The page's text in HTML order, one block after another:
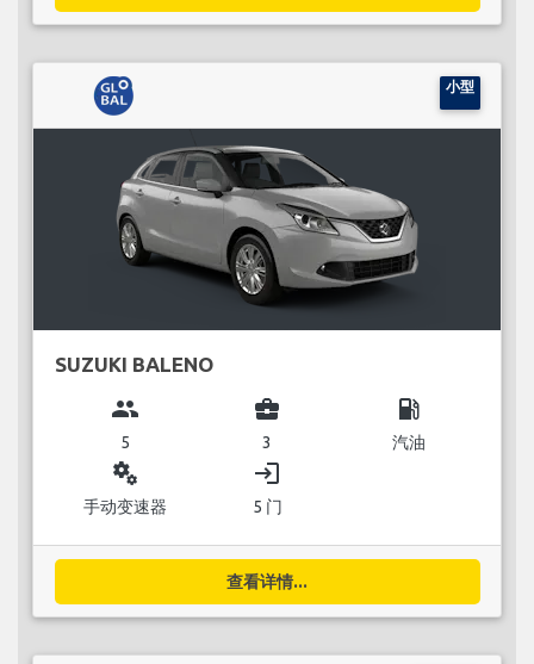
小型
SUZUKI BALENO
group
5
business_center
3
local_gas_station
汽油
miscellaneous_services
手动变速器
login
5 门
查看详情...